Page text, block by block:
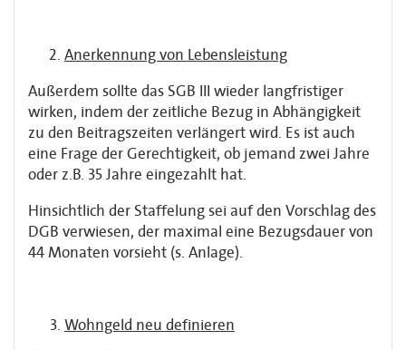
Anerkennung von Lebensleistung
Außerdem sollte das SGB III wieder langfristiger
wirken, indem der zeitliche Bezug in Abhängigkeit
zu den Beitragszeiten verlängert wird. Es ist auch
eine Frage der Gerechtigkeit, ob jemand zwei Jahre
oder z.B. 35 Jahre eingezahlt hat.
Hinsichtlich der Staffelung sei auf den Vorschlag des
DGB verwiesen, der maximal eine Bezugsdauer von
44 Monaten vorsieht (s. Anlage).
Wohngeld neu definieren